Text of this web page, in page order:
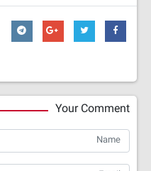
Your Comment